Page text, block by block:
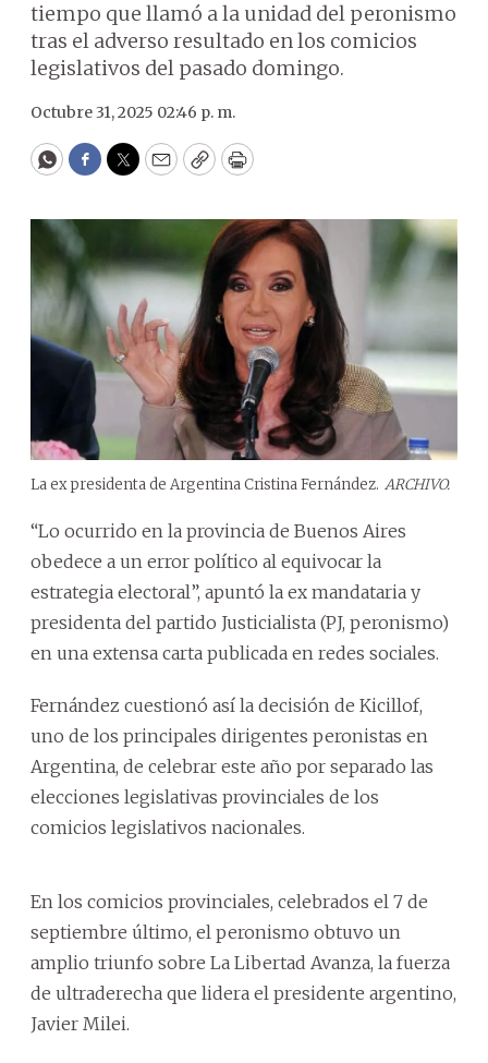
tiempo que llamó a la unidad del peronismo
tras el adverso resultado en los comicios
legislativos del pasado domingo.
Octubre 31, 2025 02:46 p. m.
WhatsApp
Facebook
Twitter
EmailCopyPrint
La ex presidenta de Argentina Cristina Fernández. ARCHIVO.
“Lo ocurrido en la provincia de Buenos Aires
obedece a un error político al equivocar la
estrategia electoral”, apuntó la ex mandataria y
presidenta del partido Justicialista (PJ, peronismo)
en una extensa carta publicada en redes sociales.
Fernández cuestionó así la decisión de Kicillof,
uno de los principales dirigentes peronistas en
Argentina, de celebrar este año por separado las
elecciones legislativas provinciales de los
comicios legislativos nacionales.
En los comicios provinciales, celebrados el 7 de
septiembre último, el peronismo obtuvo un
amplio triunfo sobre La Libertad Avanza, la fuerza
de ultraderecha que lidera el presidente argentino,
Javier Milei.